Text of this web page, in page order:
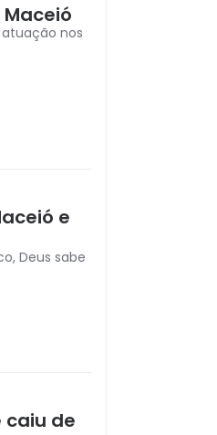
nos
e
Deus sabe
caiu de